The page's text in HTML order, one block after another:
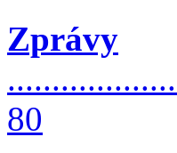
Zprávy
80